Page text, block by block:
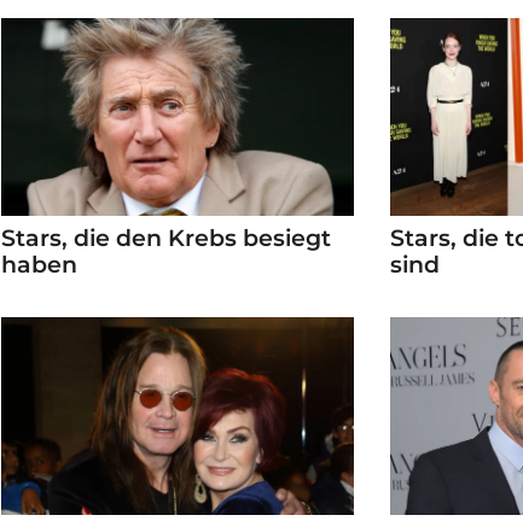
Stars, die den Krebs besiegt
haben
Stars, die
sind